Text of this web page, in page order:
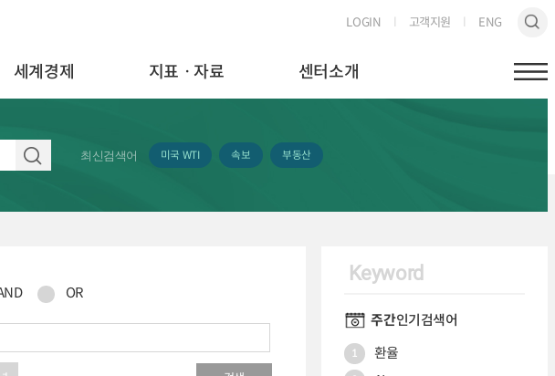
LOGIN 고객지원 ENG
세계경제 지표ㆍ자료 센터소개
최신검색어 미국 WTI 속보 부동산
OR
Keyword
주간인기검색어
1 환율